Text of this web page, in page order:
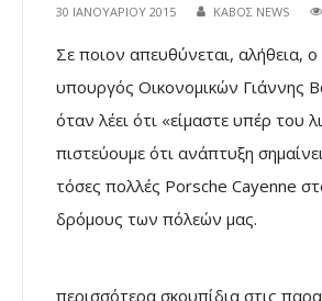
30 ΙΑΝΟΥΑΡΊΟΥ 2015 ΚΑΒΟΣ NEWS
Σε ποιον απευθύνεται, αλήθεια, ο
υπουργός Οικονομικών Γιάννης
όταν λέει ότι «είμαστε υπέρ του
πιστεύουμε ότι ανάπτυξη
τόσες πολλές Porsche Cayenne
δρόμους των πόλεών μας.
περισσότερα σκουπίδια στις